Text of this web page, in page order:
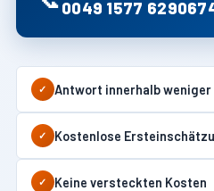
0049 1577
✓ Antwort innerhalb weniger
✓ Kostenlose
✓ Keine versteckten Kosten